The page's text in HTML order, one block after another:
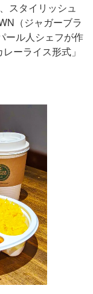
スタイリッシュ
（ジャガーブラ
ール人シェフが作
ーライス形式」